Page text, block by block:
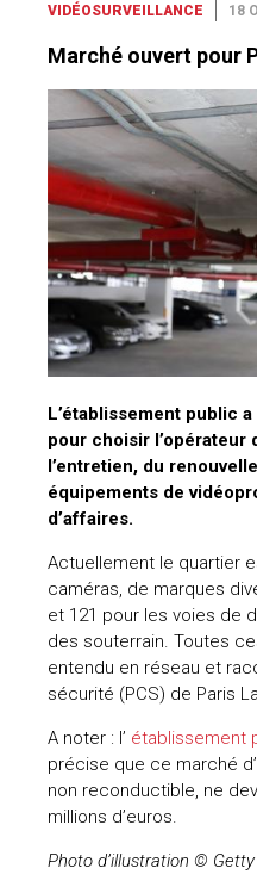
VIDÉOSURVEILLANCE 18
Marché ouvert pour
L’établissement public
pour choisir l’opérateur
l’entretien, du
équipements de
d’affaires.
Actuellement le quartier
caméras, de marques
et 121 pour les voies de
des souterrain. Toutes
entendu en réseau et
sécurité (PCS) de Paris
A noter : l’ établissement
précise que ce marché
non reconductible, ne
millions d’euros.
Photo d’illustration ©